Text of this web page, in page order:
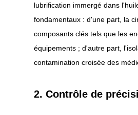
lubrification immergé dans
fondamentaux : d'une part, la
composants clés tels que les
équipements ; d'autre part,
contamination croisée des
2. Contrôle de